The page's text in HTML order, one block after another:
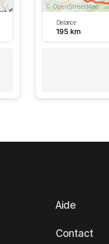
Distance
195 km
Aide
Contact